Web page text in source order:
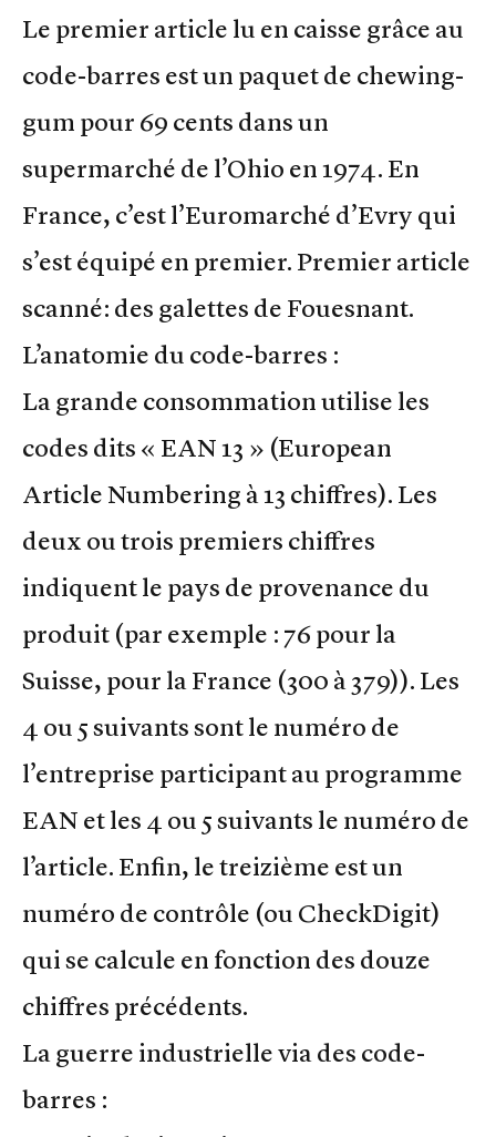
Le premier article lu en caisse grâce au
code-barres est un paquet de chewing-
gum pour 69 cents dans un
supermarché de l’Ohio en 1974. En
France, c’est l’Euromarché d’Evry qui
s’est équipé en premier. Premier article
scanné: des galettes de Fouesnant.
L’anatomie du code-barres :
La grande consommation utilise les
codes dits « EAN 13 » (European
Article Numbering à 13 chiffres). Les
deux ou trois premiers chiffres
indiquent le pays de provenance du
produit (par exemple : 76 pour la
Suisse, pour la France (300 à 379)). Les
4 ou 5 suivants sont le numéro de
l’entreprise participant au programme
EAN et les 4 ou 5 suivants le numéro de
l’article. Enfin, le treizième est un
numéro de contrôle (ou CheckDigit)
qui se calcule en fonction des douze
chiffres précédents.
La guerre industrielle via des code-
barres :